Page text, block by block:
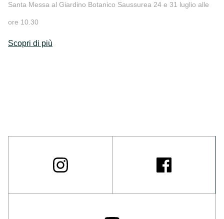
Santa Messa al Giardino Botanico Saussurea 24 e 31 luglio alle
ore 10.30
Scopri di più